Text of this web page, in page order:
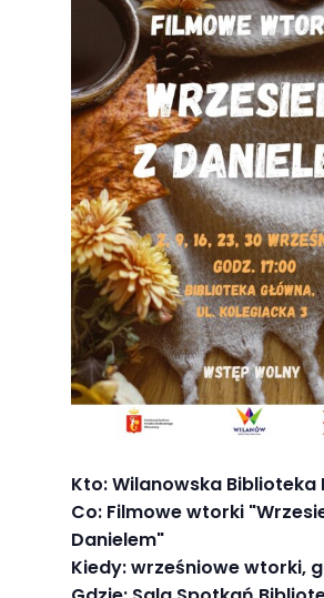
Kto: Wilanowska Biblioteka
Co: Filmowe wtorki
Danielem"
Kiedy: wrześniowe wtorki,
internetowej.
Statystyka
Abyśmy mogli
poprawić
funkcjonalność
i strukturę
strony
internetowej,
na podstawie
tego, jak
strona jest
używana.
Doświadczenie
Aby nasza
strona
internetowa